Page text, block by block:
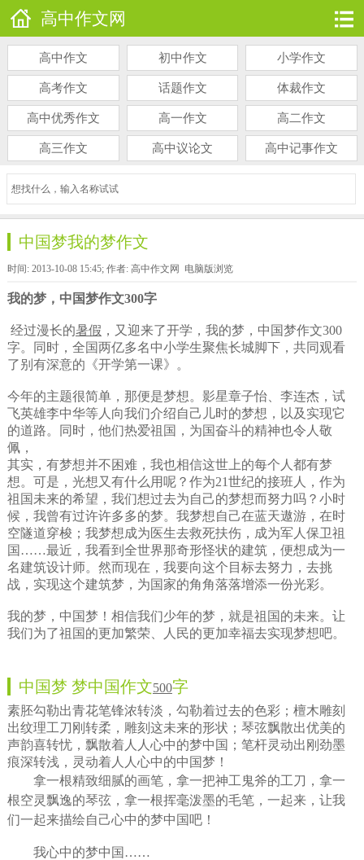
高中作文网
高中作文 初中作文 小学作文
高考作文 话题作文 体裁作文
高中优秀作文 高一作文 高二作文
高三作文 高中议论文 高中记事作文
中国梦我的梦作文
时间: 2013-10-08 15:45; 作者: 高中作文网 电脑版浏览
我的梦，中国梦作文300字
经过漫长的暑假 ，又迎来了开学，我的梦，中国梦作文300
字。同时，全国两亿多名中小学生聚焦长城脚下，共同观看
了别有深意的《开学第一课》。
今年的主题很简单，那便是梦想。影星章子怡、李连杰，试
飞英雄李中华等人向我们介绍自己儿时的梦想，以及实现它
的道路。同时，他们热爱祖国，为国奋斗的精神也令人敬
佩，
其实，有梦想并不困难，我也相信这世上的每个人都有梦
想。可是，光想又有什么用呢？作为21世纪的接班人，作为
祖国未来的希望，我们想过去为自己的梦想而努力吗？小时
候，我曾有过许许多多的梦。我梦想自己在蓝天遨游，在时
空隧道穿梭；我梦想成为医生去救死扶伤，成为军人保卫祖
国……最近，我看到全世界那奇形怪状的建筑，便想成为一
名建筑设计师。然而现在，我要向这个目标去努力，去挑
战，实现这个建筑梦，为国家的角角落落增添一份光彩。
我的梦，中国梦！相信我们少年的梦，就是祖国的未来。让
我们为了祖国的更加繁荣、人民的更加幸福去实现梦想吧。
中国梦 梦中国作文500字
素胚勾勒出青花笔锋浓转淡，勾勒着过去的色彩；檀木雕刻
出纹理工刀刚转柔，雕刻这未来的形状；琴弦飘散出优美的
声韵喜转忧，飘散着人人心中的梦中国；笔杆灵动出刚劲墨
痕深转浅，灵动着人人心中的中国梦！
拿一根精致细腻的画笔，拿一把神工鬼斧的工刀，拿一
根空灵飘逸的琴弦，拿一根挥毫泼墨的毛笔，一起来，让我
们一起来描绘自己心中的梦中国吧！
我心中的梦中国……